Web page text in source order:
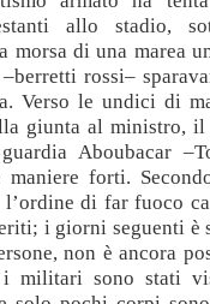
allo stadio,
morsa di una marea
rossi–
Verso le undici di
giunta al ministro,
Aboubacar
maniere forti.
di far fuoco
i giorni seguenti è
non è ancora
i militari sono stati